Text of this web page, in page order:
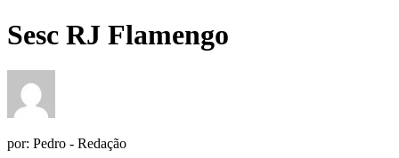
Sesc RJ Flamengo
por: Pedro - Redação